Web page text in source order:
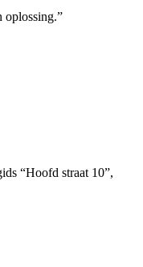
oplossing.”
“Hoofd straat 10”,